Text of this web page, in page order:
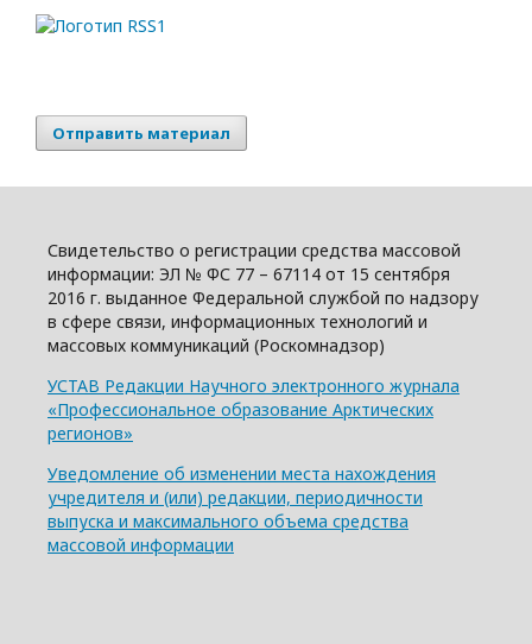
Отправить материал
Свидетельство о регистрации средства массовой
информации: ЭЛ № ФС 77 – 67114 от 15 сентября
2016 г. выданное Федеральной службой по надзору
в сфере связи, информационных технологий и
массовых коммуникаций (Роскомнадзор)
УСТАВ Редакции Научного электронного журнала
«Профессиональное образование Арктических
регионов»
Уведомление об изменении места нахождения
учредителя и (или) редакции, периодичности
выпуска и максимального объема средства
массовой информации